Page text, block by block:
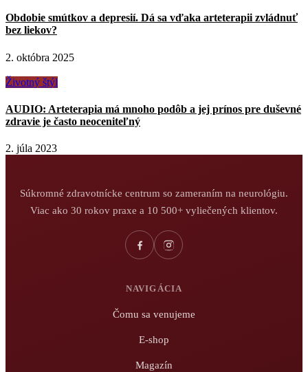
Obdobie smútkov a depresií. Dá sa vďaka arteterapii zvládnuť
bez liekov?
2. októbra 2025
Životný štýl
AUDIO: Arteterapia má mnoho podôb a jej prínos pre duševné
zdravie je často neoceniteľný
2. júla 2023
Súkromné zdravotnícke centrum so zameraním na neurológiu.
Viac ako 30 rokov praxe a 10 500+ vyliečených klientov.
NAVIGÁCIA
Čomu sa venujeme
E-shop
Magazín